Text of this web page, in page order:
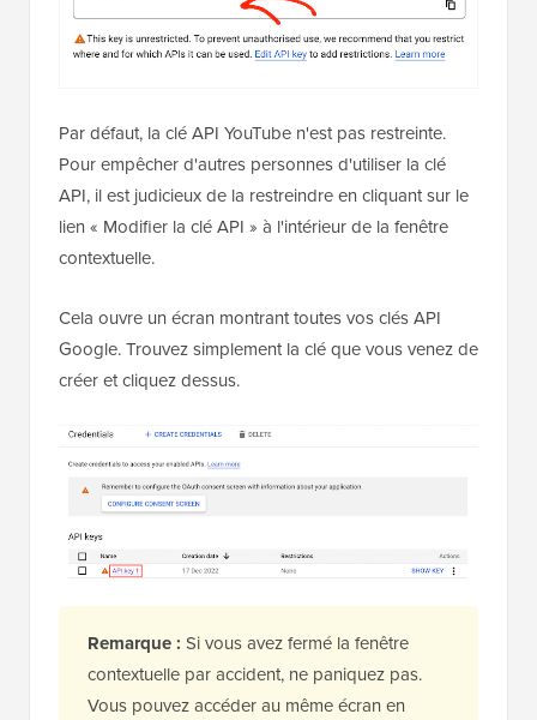
Par défaut, la clé API YouTube n'est pas restreinte.
Pour empêcher d'autres personnes d'utiliser la clé
API, il est judicieux de la restreindre en cliquant sur le
lien « Modifier la clé API » à l'intérieur de la fenêtre
contextuelle.
Cela ouvre un écran montrant toutes vos clés API
Google. Trouvez simplement la clé que vous venez de
créer et cliquez dessus.
Remarque : Si vous avez fermé la fenêtre
contextuelle par accident, ne paniquez pas.
Vous pouvez accéder au même écran en